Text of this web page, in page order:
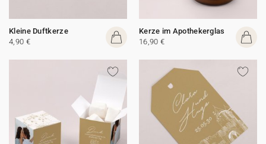
Kleine Duftkerze
4,90 €
Kerze im Apothekerglas
16,90 €